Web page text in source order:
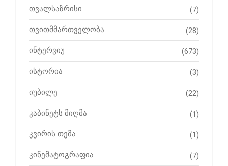
თვალსაზრისი (7)
თვითმმართველობა (28)
ინტერვიუ (673)
ისტორია (3)
იუბილე (22)
კაბინეტს მიღმა (1)
კვირის თემა (1)
კინემატოგრაფია (7)